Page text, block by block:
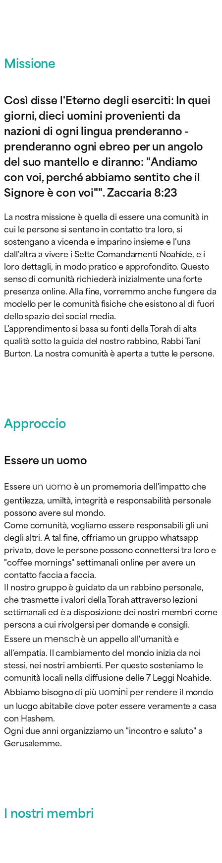
Missione
Così disse l'Eterno degli eserciti: In quei
giorni, dieci uomini provenienti da
nazioni di ogni lingua prenderanno -
prenderanno ogni ebreo per un angolo
del suo mantello e diranno: "Andiamo
con voi, perché abbiamo sentito che il
Signore è con voi"". Zaccaria 8:23
La nostra missione è quella di essere una comunità in
cui le persone si sentano in contatto tra loro, si
sostengano a vicenda e imparino insieme e l'una
dall'altra a vivere i Sette Comandamenti Noahide, e i
loro dettagli, in modo pratico e approfondito. Questo
senso di comunità richiederà inizialmente una forte
presenza online. Alla fine, vorremmo anche fungere da
modello per le comunità fisiche che esistono al di fuori
dello spazio dei social media.
L'apprendimento si basa su fonti della Torah di alta
qualità sotto la guida del nostro rabbino, Rabbi Tani
Burton. La nostra comunità è aperta a tutte le persone.
Approccio
Essere un uomo
Essereun uomoè un promemoria dell'impatto che
gentilezza, umiltà, integrità e responsabilità personale
possono avere sul mondo.
Come comunità, vogliamo essere responsabili gli uni
degli altri. A tal fine, offriamo un gruppo whatsapp
privato, dove le persone possono connettersi tra loro e
"coffee mornings" settimanali online per avere un
contatto faccia a faccia.
Il nostro gruppo è guidato da un rabbino personale,
che trasmette i valori della Torah attraverso lezioni
settimanali ed è a disposizione dei nostri membri come
persona a cui rivolgersi per domande e consigli.
Essere un menschè un appello all'umanità e
all'empatia. Il cambiamento del mondo inizia da noi
stessi, nei nostri ambienti. Per questo sosteniamo le
comunità locali nella diffusione delle 7 Leggi Noahide.
Abbiamo bisogno di più uomini per rendere il mondo
un luogo abitabile dove poter essere veramente a casa
con Hashem.
Ogni due anni organizziamo un "incontro e saluto" a
Gerusalemme.
I nostri membri